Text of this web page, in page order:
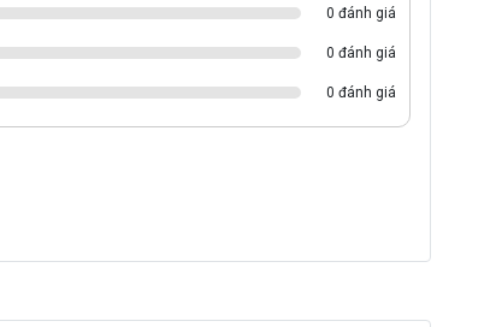
0 đánh giá
0 đánh giá
0 đánh giá